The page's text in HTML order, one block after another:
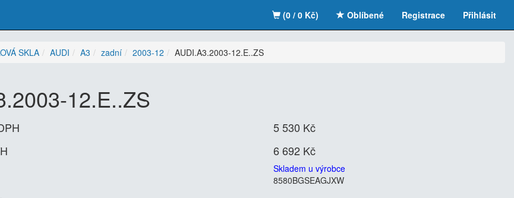
Registrace Přihlásit
(0 / 0 Kč) Oblíbené
SKLA AUDI A3 zadní 2003-12 AUDI.A3.2003-12.E..ZS
12.E..ZS
5 530 Kč
6 692 Kč
Skladem u výrobce
8580BGSEAGJXW